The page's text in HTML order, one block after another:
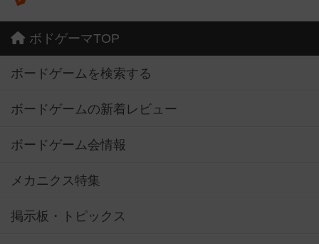
ボドゲーマTOP
ボードゲームを検索する
ボードゲームの新着レビュー
ボードゲーム会情報
メカニクス特集
掲示板・トピックス